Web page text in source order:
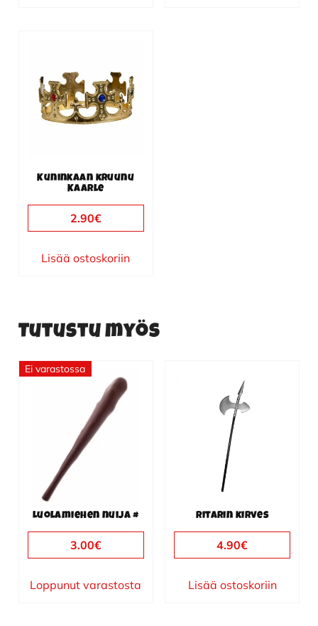
Kuninkaan kruunu
Kaarle
2.90€
Lisää ostoskoriin
Tutustu myös
Ei varastossa
Luolamiehen nuija #
3.00€
Loppunut varastosta
Ritarin kirves
4.90€
Lisää ostoskoriin